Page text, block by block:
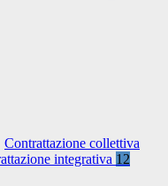
Contrattazione collettiva
integrativa 12